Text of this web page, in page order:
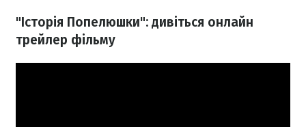
"Історія Попелюшки": дивіться онлайн
трейлер фільму